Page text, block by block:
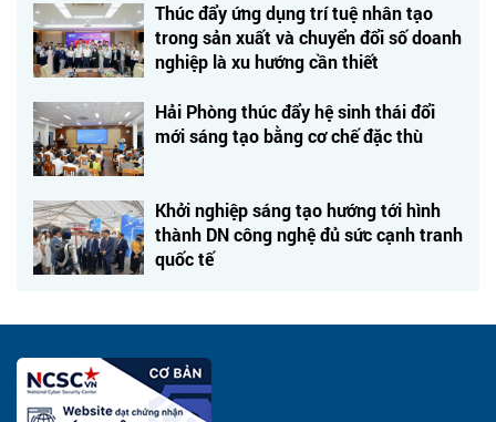
Thúc đẩy ứng dụng trí tuệ nhân tạo
trong sản xuất và chuyển đổi số doanh
nghiệp là xu hướng cần thiết
Hải Phòng thúc đẩy hệ sinh thái đổi
mới sáng tạo bằng cơ chế đặc thù
Khởi nghiệp sáng tạo hướng tới hình
thành DN công nghệ đủ sức cạnh tranh
quốc tế